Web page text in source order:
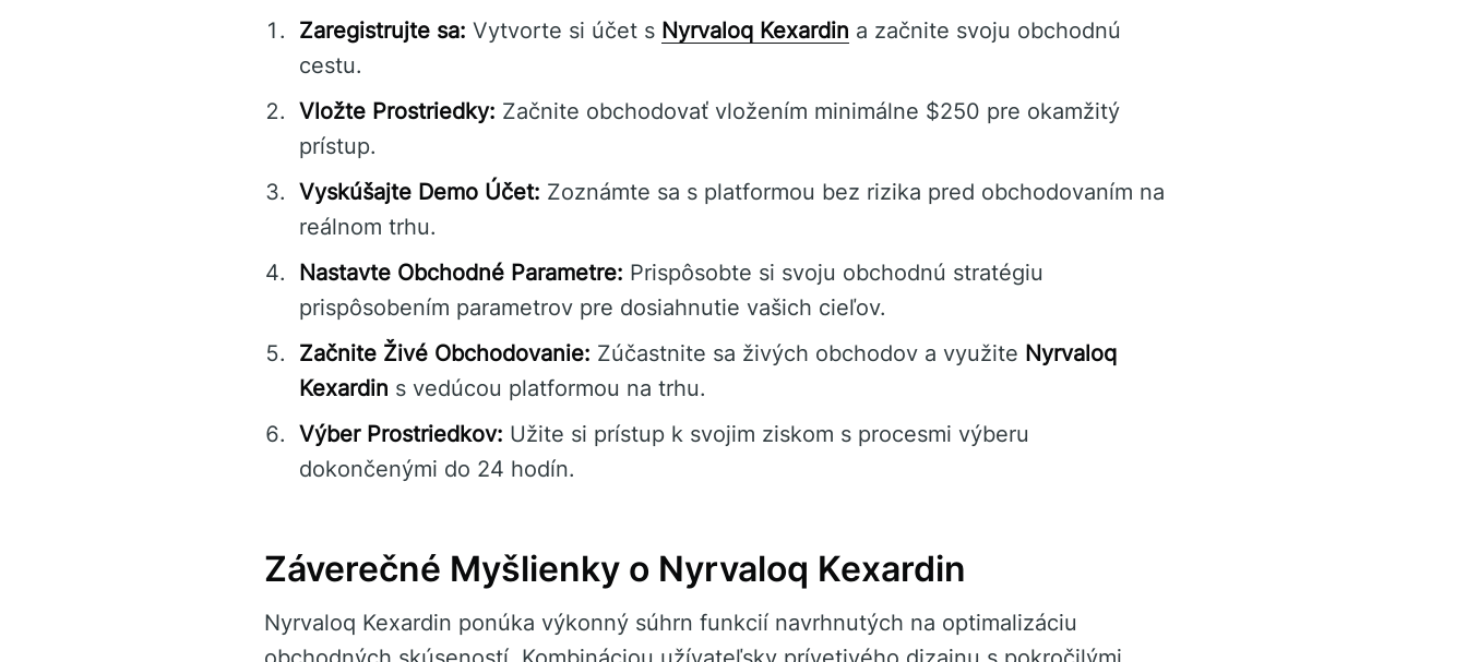
Zaregistrujte sa: Vytvorte si účet s Nyrvaloq Kexardin a začnite svoju obchodnú
cestu.
Vložte Prostriedky: Začnite obchodovať vložením minimálne $250 pre okamžitý
prístup.
Vyskúšajte Demo Účet: Zoznámte sa s platformou bez rizika pred obchodovaním na
reálnom trhu.
Nastavte Obchodné Parametre: Prispôsobte si svoju obchodnú stratégiu
prispôsobením parametrov pre dosiahnutie vašich cieľov.
Začnite Živé Obchodovanie: Zúčastnite sa živých obchodov a využite Nyrvaloq
Kexardin s vedúcou platformou na trhu.
Výber Prostriedkov: Užite si prístup k svojim ziskom s procesmi výberu
dokončenými do 24 hodín.
Záverečné Myšlienky o Nyrvaloq Kexardin
Nyrvaloq Kexardin ponúka výkonný súhrn funkcií navrhnutých na optimalizáciu